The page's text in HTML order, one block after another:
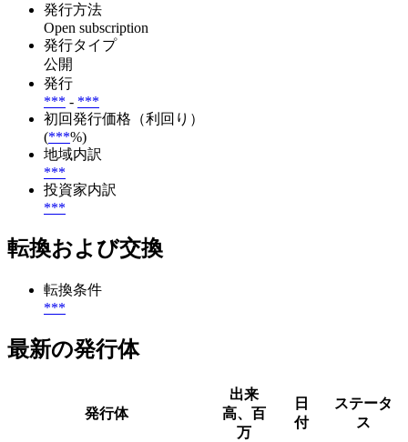
発行方法
Open subscription
発行タイプ
公開
発行
*** - ***
初回発行価格（利回り）
(***%)
地域内訳
***
投資家内訳
***
転換および交換
転換条件
***
最新の発行体
発行体
出来
高、百
万
日
付
ステータ
ス